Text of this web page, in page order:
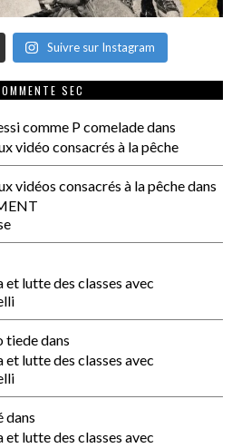
Suivre sur Instagram
SEC
comme P comeladedans
vidéo consacrés à la pêche
vidéos consacrés à la pêchedans
lutte des classes avec
tiededans
lutte des classes avec
dans
lutte des classes avec